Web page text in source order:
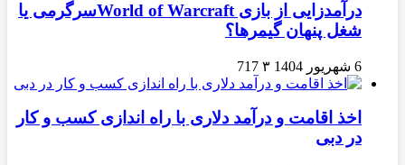
درآمدزایی از بازی World of Warcraftسرگرمی یا
شغل پنهان گیمرها؟
6 شهریور 1404 ۳ 717
اخذ اقامت و درآمد دلاری با راه اندازی کسب و کار
در دبی